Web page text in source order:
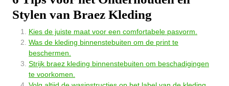
Stylen van Braez Kleding
Kies de juiste maat voor een comfortabele pasvorm.
Was de kleding binnenstebuiten om de print te
beschermen.
Strijk braez kleding binnenstebuiten om beschadigingen
te voorkomen.